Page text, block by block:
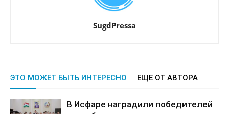
SugdPressa
ЭТО МОЖЕТ БЫТЬ ИНТЕРЕСНО ЕЩЕ ОТ АВТОРА
В Исфаре наградили победителей